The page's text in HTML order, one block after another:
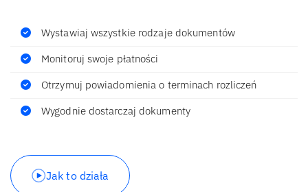
Wystawiaj wszystkie rodzaje dokumentów
Monitoruj swoje płatności
Otrzymuj powiadomienia o terminach rozliczeń
Wygodnie dostarczaj dokumenty
Jak to działa